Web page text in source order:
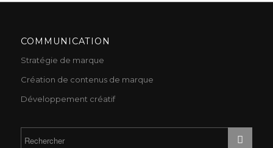
COMMUNICATION
Stratégie de marque
Création de contenus de marque
Développement créatif